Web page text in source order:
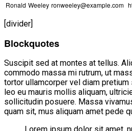
Ronald Weeley ronweeley@example.com
[divider]
Blockquotes
Suscipit sed at montes at tellus.
commodo massa mi rutrum, ut
tortor ullamcorper vel diam
leo eu mauris mollis aliquam,
sollicitudin posuere. Massa
quam sit, mus aliquam amet pede